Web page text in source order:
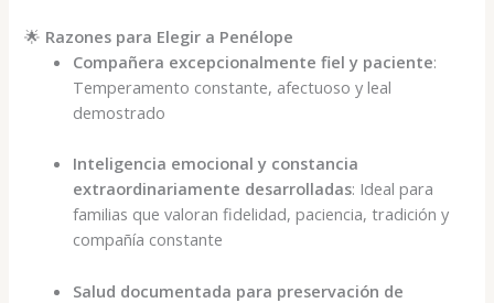
🌟 Razones para Elegir a Penélope
Compañera excepcionalmente fiel y paciente:
Temperamento constante, afectuoso y leal
demostrado
Inteligencia emocional y constancia
extraordinariamente desarrolladas: Ideal para
familias que valoran fidelidad, paciencia, tradición y
compañía constante
Salud documentada para preservación de